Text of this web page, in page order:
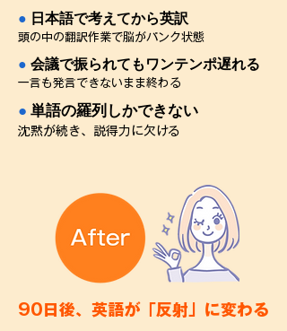
● 日本語で考えてから英訳
頭の中の翻訳作業で脳がパンク状態
● 会議で振られてもワンテンポ遅れる
一言も発言できないまま終わる
● 単語の羅列しかできない
沈黙が続き、説得力に欠ける
90日後、英語が「反射」に変わる